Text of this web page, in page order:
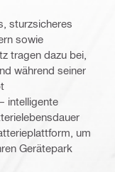
sturzsicheres
sowie
tragen dazu bei,
während seiner
intelligente
um
Gerätepark